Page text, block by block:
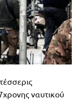
ναυτικού